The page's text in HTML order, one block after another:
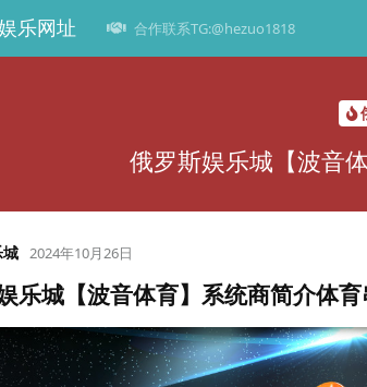
乐网址 合作联系TG:@hezuo1818
俄罗斯娱乐城【波音
2024年10月26日
乐城【波音体育】系统商简介体